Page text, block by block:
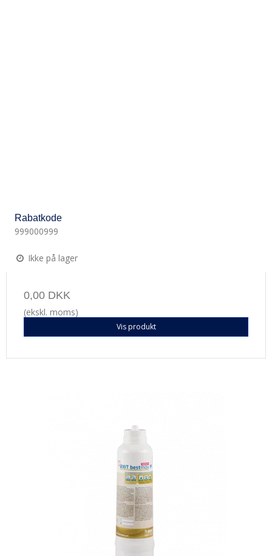
Rabatkode
999000999
Ikke på lager
0,00 DKK
(ekskl. moms)
Vis produkt